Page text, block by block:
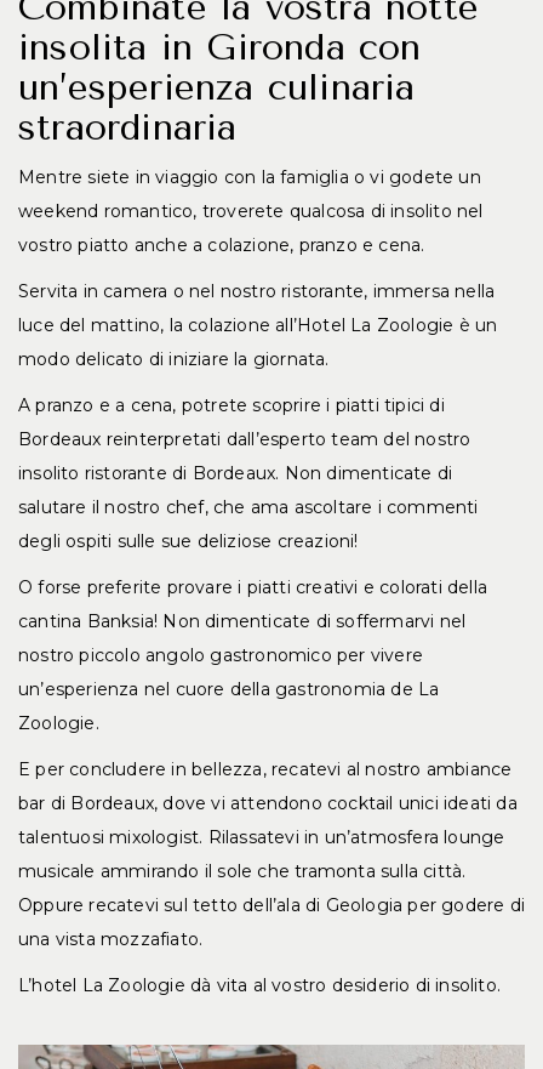
insolita in Gironda con
un’esperienza culinaria
straordinaria
Mentre siete in viaggio con la famiglia o vi godete un
weekend romantico, troverete qualcosa di insolito nel
vostro piatto anche a colazione, pranzo e cena.
Servita in camera o nel nostro ristorante, immersa nella
luce del mattino, la colazione all’Hotel La Zoologie è un
modo delicato di iniziare la giornata.
A pranzo e a cena, potrete scoprire i piatti tipici di
Bordeaux reinterpretati dall’esperto team del nostro
insolito ristorante di Bordeaux. Non dimenticate di
salutare il nostro chef, che ama ascoltare i commenti
degli ospiti sulle sue deliziose creazioni!
O forse preferite provare i piatti creativi e colorati della
cantina Banksia! Non dimenticate di soffermarvi nel
nostro piccolo angolo gastronomico per vivere
un’esperienza nel cuore della gastronomia de La
Zoologie.
E per concludere in bellezza, recatevi al nostro ambiance
bar di Bordeaux, dove vi attendono cocktail unici ideati da
talentuosi mixologist. Rilassatevi in un’atmosfera lounge
musicale ammirando il sole che tramonta sulla città.
Oppure recatevi sul tetto dell’ala di Geologia per godere di
una vista mozzafiato.
L’hotel La Zoologie dà vita al vostro desiderio di insolito.